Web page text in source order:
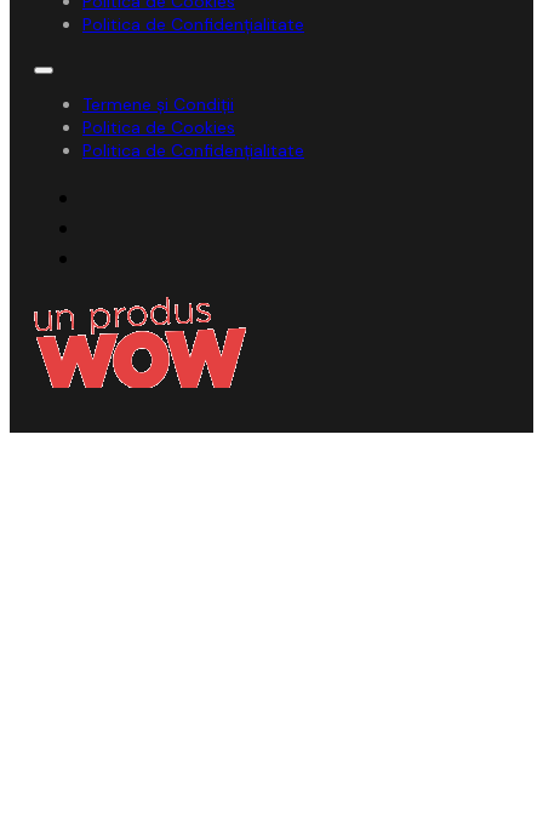
Politica de Confidențialitate
Termene și Condiții
Politica de Cookies
Politica de Confidențialitate